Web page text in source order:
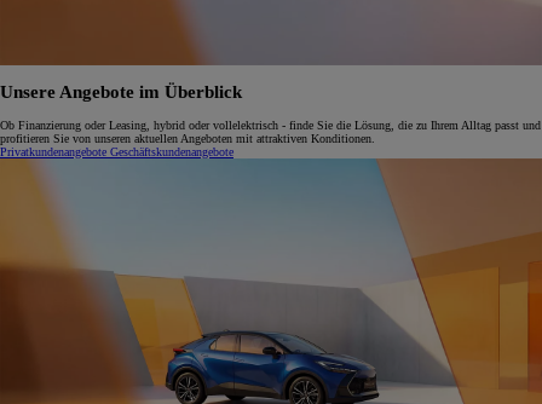
Unsere Angebote im Überblick
Ob Finanzierung oder Leasing, hybrid oder vollelektrisch - finde Sie die Lösung, die zu Ihrem Alltag passt und
profitieren Sie von unseren aktuellen Angeboten mit attraktiven Konditionen.
Privatkundenangebote Geschäftskundenangebote